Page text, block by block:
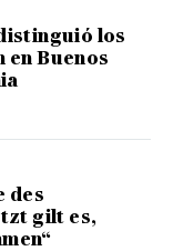
los
en Buenos
des
gilt es,